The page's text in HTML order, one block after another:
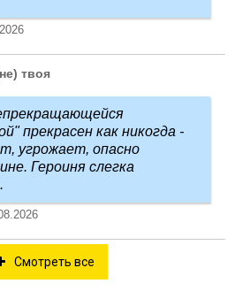
твоя
прекрасен как никогда -
угрожает, опасно
Героиня слегка
Смотреть все